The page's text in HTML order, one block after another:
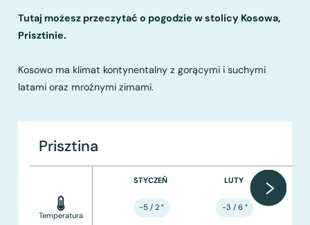
Tutaj możesz przeczytać o pogodzie w stolicy Kosowa,
Prisztinie.
Kosowo ma klimat kontynentalny z gorącymi i suchymi
latami oraz mroźnymi zimami.
Prisztina
Temperatura
STYCZEŃ
-5 / 2 °
LUTY
-3 / 6°